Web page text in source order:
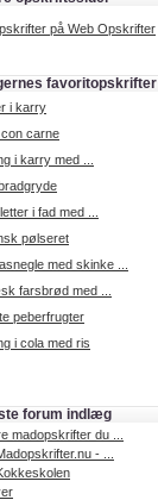
på Web Opskrifter
favoritopskrifter
i karry
con carne
i karry med ...
i fad med ...
pølseret
med skinke ...
farsbrød med ...
peberfrugter
i cola med ris
forum indlæg
madopskrifter du ...
- ...